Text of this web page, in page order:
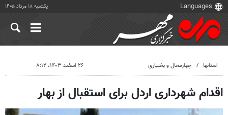
یکشنبه ۱۸ مرداد ۱۴۰۵
استانها چهارمحال و بختیاری ۲۶ اسفند ۱۴۰۳، ۸:۱۲
اقدام شهرداری اردل برای استقبال از بهار